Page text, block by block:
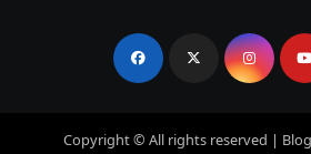
Copyright © All rights reserved |